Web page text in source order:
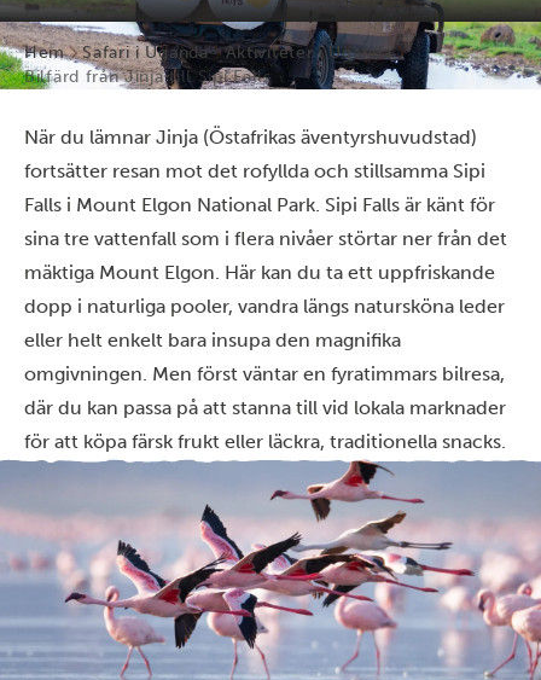
Hem Safari i Uganda
Aktiviteter i Uganda
Bilfärd från Jinja till Sipi Falls
När du lämnar Jinja (Östafrikas äventyrshuvudstad)
fortsätter resan mot det rofyllda och stillsamma Sipi
Falls i Mount Elgon National Park. Sipi Falls är känt för
sina tre vattenfall som i flera nivåer störtar ner från det
mäktiga Mount Elgon. Här kan du ta ett uppfriskande
dopp i naturliga pooler, vandra längs natursköna leder
eller helt enkelt bara insupa den magnifika
omgivningen. Men först väntar en fyratimmars bilresa,
där du kan passa på att stanna till vid lokala marknader
för att köpa färsk frukt eller läckra, traditionella snacks.